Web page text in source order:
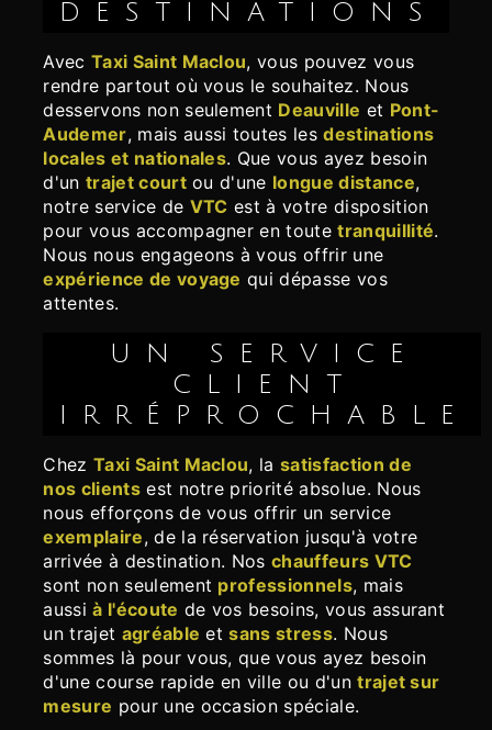
DESTINATIONS
Avec Taxi Saint Maclou, vous pouvez vous
rendre partout où vous le souhaitez. Nous
desservons non seulement Deauville et Pont-
Audemer, mais aussi toutes lesdestinations
locales et nationales. Que vous ayez besoin
d'un trajet courtou d'une longue distance,
notre service de VTC est à votre disposition
pour vous accompagner en toutetranquillité.
Nous nous engageons à vous offrir une
expérience de voyage qui dépasse vos
attentes.
UN SERVICE
CLIENT
IRRÉPROCHABLE
Chez Taxi Saint Maclou, lasatisfaction de
nos clientsest notre priorité absolue. Nous
nous efforçons de vous offrir un service
exemplaire, de la réservation jusqu'à votre
arrivée à destination. Noschauffeurs VTC
sont non seulement professionnels, mais
aussià l'écoute de vos besoins, vous assurant
un trajet agréable etsans stress. Nous
sommes là pour vous, que vous ayez besoin
d'une course rapide en ville ou d'untrajet sur
mesure pour une occasion spéciale.